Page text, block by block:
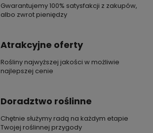
Gwarantujemy 100% satysfakcji z zakupów,
albo zwrot pieniędzy
Atrakcyjne oferty
Rośliny najwyższej jakości w możliwie
najlepszej cenie
Doradztwo roślinne
Chętnie służymy radą na każdym etapie
Twojej roślinnej przygody